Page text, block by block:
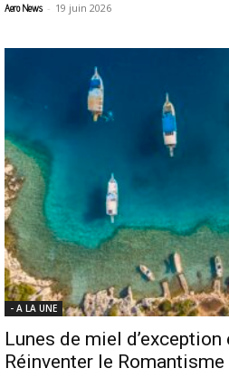
Aero News - 19 juin 2026
- A LA UNE
Lunes de miel d’exception
Réinventer le Romantisme